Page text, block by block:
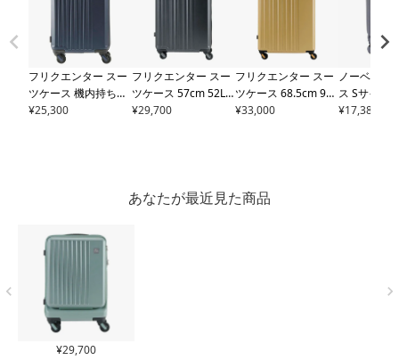
フリクエンター スー
ツケース 機内持ち込
み 48cm 33L メンズ
¥25,300
フリクエンター スー
ツケース 57cm 52L
メンズ レディース
【トラベルフェア対
¥29,700
フリクエンター スー
ツケース 68.5cm 98L
メンズ レディース
出張【トラベルフェ
¥33,000
ノーベル ス
ス Sサイズ
込み可能
¥17,380
あなたが最近見た商品
¥29,700